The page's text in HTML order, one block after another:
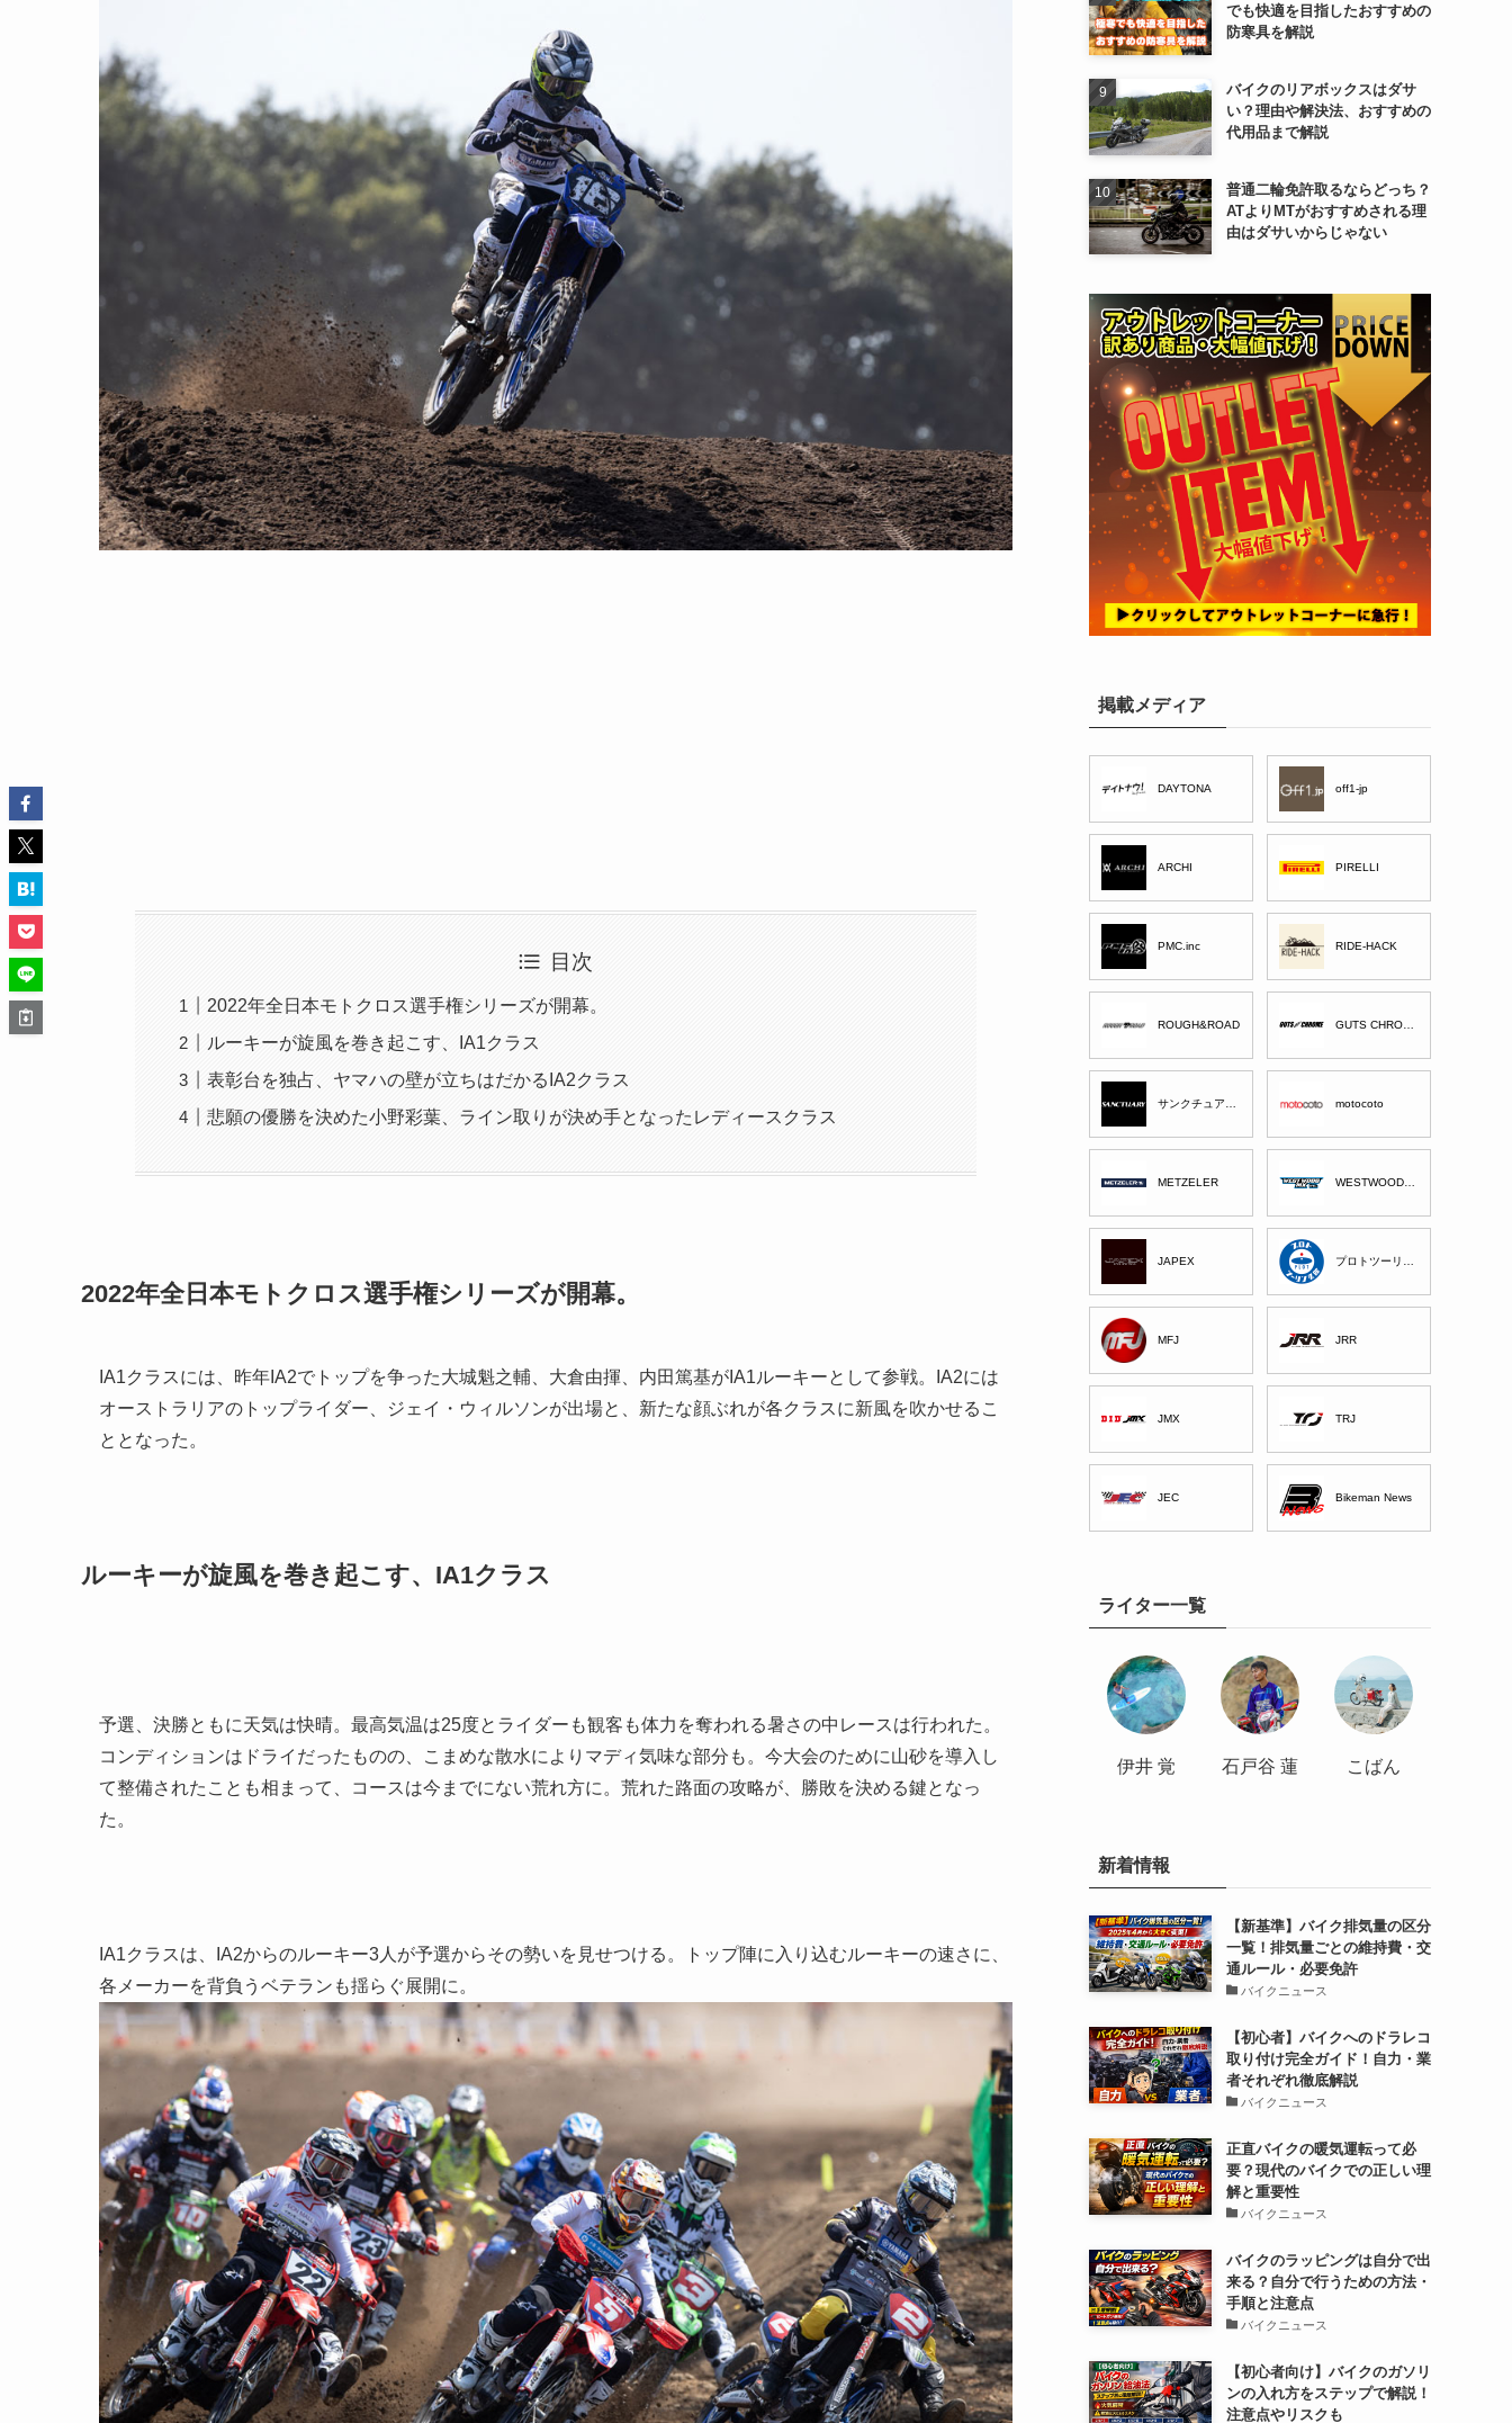
目次
2022年全日本モトクロス選手権シリーズが開幕。
ルーキーが旋風を巻き起こす、IA1クラス
表彰台を独占、ヤマハの壁が立ちはだかるIA2クラス
悲願の優勝を決めた小野彩葉、ライン取りが決め手となったレディースクラス
2022年全日本モトクロス選手権シリーズが開幕。
IA1クラスには、昨年IA2でトップを争った大城魁之輔、大倉由揮、内田篤基がIA1ルーキーとして参戦。IA2には
オーストラリアのトップライダー、ジェイ・ウィルソンが出場と、新たな顔ぶれが各クラスに新風を吹かせるこ
ととなった。
ルーキーが旋風を巻き起こす、IA1クラス
予選、決勝ともに天気は快晴。最高気温は25度とライダーも観客も体力を奪われる暑さの中レースは行われた。
コンディションはドライだったものの、こまめな散水によりマディ気味な部分も。今大会のために山砂を導入し
て整備されたことも相まって、コースは今までにない荒れ方に。荒れた路面の攻略が、勝敗を決める鍵となっ
た。
IA1クラスは、IA2からのルーキー3人が予選からその勢いを見せつける。トップ陣に入り込むルーキーの速さに、
各メーカーを背負うベテランも揺らぐ展開に。
でも快適を目指したおすすめの
防寒具を解説
バイクのリアボックスはダサ
い？理由や解決法、おすすめの
代用品まで解説
普通二輪免許取るならどっち？
ATよりMTがおすすめされる理
由はダサいからじゃない
掲載メディア
DAYTONA off1-jp
ARCHI PIRELLI
PMC.inc RIDE-HACK
ROUGH&ROAD GUTS CHROME
サンクチュアリー motocoto
METZELER WESTWOOD MX
JAPEX プロトツーリング部
MFJ JRR
JMX TRJ
JEC Bikeman News
ライター一覧
伊井 覚 石戸谷 蓮 こばん
新着情報
【新基準】バイク排気量の区分
一覧！排気量ごとの維持費・交
通ルール・必要免許
バイクニュース
【初心者】バイクへのドラレコ
取り付け完全ガイド！自力・業
者それぞれ徹底解説
バイクニュース
正直バイクの暖気運転って必
要？現代のバイクでの正しい理
解と重要性
バイクニュース
バイクのラッピングは自分で出
来る？自分で行うための方法・
手順と注意点
バイクニュース
【初心者向け】バイクのガソリ
ンの入れ方をステップで解説！
注意点やリスクも